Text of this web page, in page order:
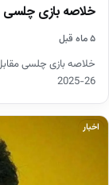
خلاصه بازی چلسی 0 – 1 نیوکسل (لیگ برتر انگلیس)
۵ ماه قبل
خلاصه بازی چلسی
26-2025
اخبار